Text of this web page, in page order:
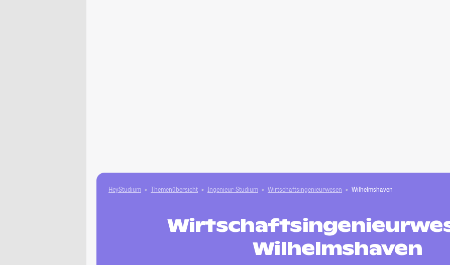
HeyStudium Themenübersicht Ingenieur-Studium Wirtschaftsingenieurwesen Wilhelmshaven
Wilhelmshaven